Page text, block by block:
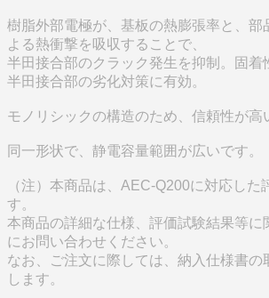
樹脂外部電極が、基板の熱膨張率と、部
よる熱衝撃を吸収することで、
半田接合部のクラック発生を抑制。固
半田接合部の劣化対策に有効。
モノリシックの構造のため、信頼性が高
同一形状で、静電容量範囲が広いです。
（注）本商品は、AEC-Q200に対応した
す。
本商品の詳細な仕様、評価試験結果等に
にお問い合わせください。
なお、ご注文に際しては、納入仕様書の
します。